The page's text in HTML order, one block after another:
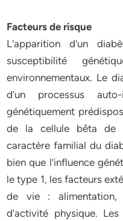
Facteurs de risque
L’apparition d’un
susceptibilité
environnementaux. Le
d’un processus
génétiquement
de la cellule bêta de
caractère familial du
bien que l’influence
le type 1, les facteurs
de vie : alimentation,
d’activité physique.